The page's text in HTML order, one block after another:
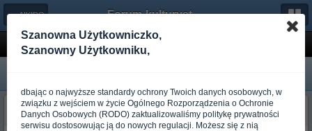
← AIKIDO Forum-kulturystyka.pl
Polska Unia Aikido ponownie w internecie!
budo_fiodor
Ponad rok temu
Szanowna Użytkowniczko,
Szanowny Użytkowniku,
dbając o najwyższe standardy ochrony Twoich danych osobowych, w
związku z wejściem w życie Ogólnego Rozporządzenia o Ochronie
Danych Osobowych (RODO) zaktualizowaliśmy politykę prywatności
serwisu dostosowując ją do nowych regulacji. Możesz się z nią